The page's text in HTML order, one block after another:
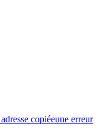
adresse copiéeune erreur